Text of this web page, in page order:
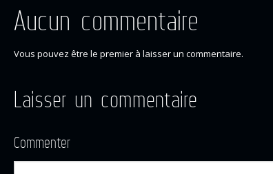
Aucun commentaire
Vous pouvez être le premier à laisser un commentaire.
Laisser un commentaire
Commenter